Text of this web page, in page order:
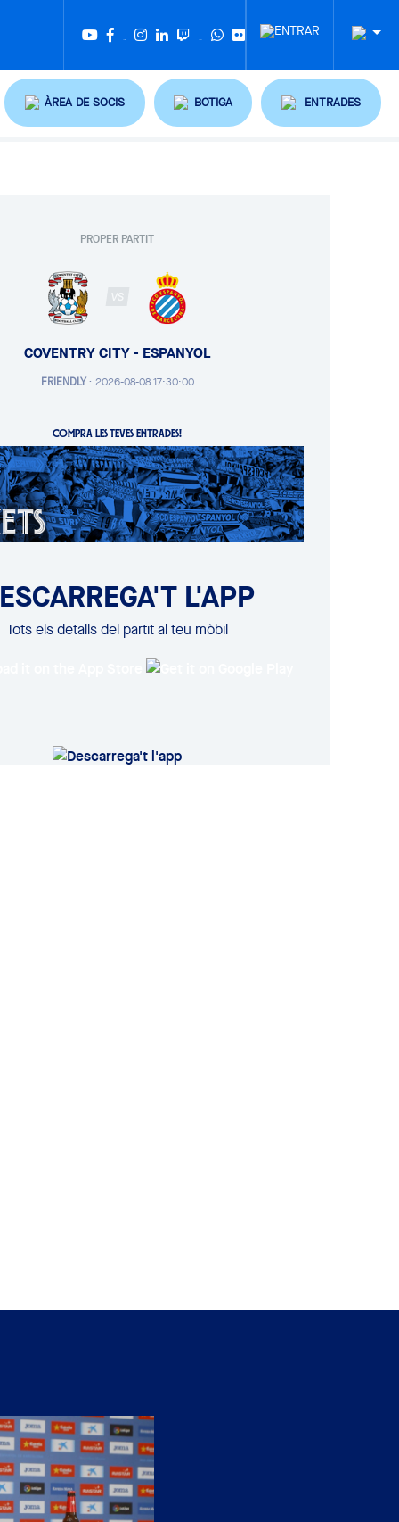
ÀREA DE SOCIS BOTIGA ENTRADES
PROPER PARTIT
VS
COVENTRY CITY - ESPANYOL
FRIENDLY· 2026-08-08 17:30:00
COMPRA LES TEVES ENTRADES!
L'APP
Tots els detalls del partit al teu mòbil